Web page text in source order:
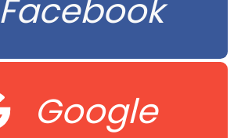
Facebook
Google